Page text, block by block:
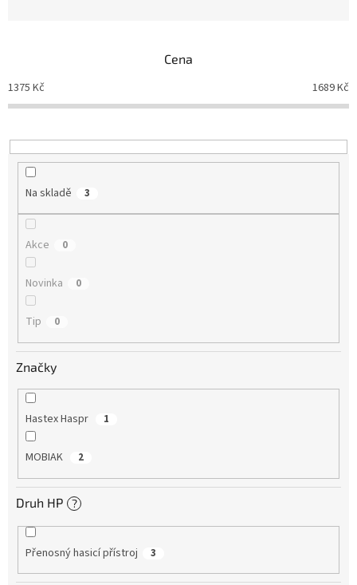
o
d
k
t
Cena
1375 Kč 1689Kč
Na skladě 3
Akce 0
Novinka 0
Tip 0
Značky
Hastex Haspr 1
MOBIAK 2
Druh HP ?
Přenosný hasicí přístroj 3